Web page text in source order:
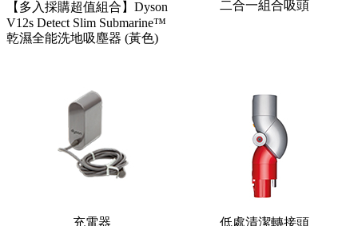
【多入採購超值組合】Dyson
V12s Detect Slim Submarine™
乾濕全能洗地吸塵器 (黃色)
二合一組合吸頭
充電器 低處清潔轉接頭